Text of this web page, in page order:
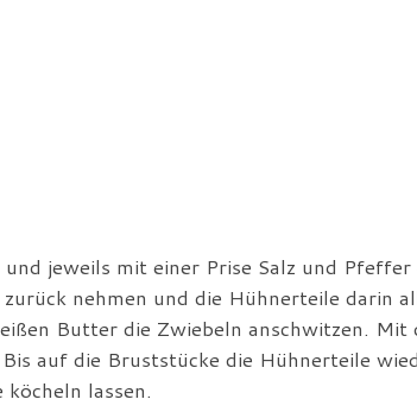
jeweils mit einer Prise Salz und
nehmen und die Hühnerteile darin
Butter die Zwiebeln anschwitzen. Mit
auf die Bruststücke die Hühnerteile
lassen.